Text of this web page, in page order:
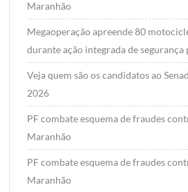
Maranhão
Megaoperação apreende 80
durante ação integrada de segurança
Veja quem são os candidatos ao
2026
PF combate esquema de fraudes
Maranhão
PF combate esquema de fraudes
Maranhão